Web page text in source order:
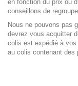
en fonction du prix ou
conseillons de
Nous ne pouvons pas
devrez vous acquitter
colis est expédié à
au colis contenant des